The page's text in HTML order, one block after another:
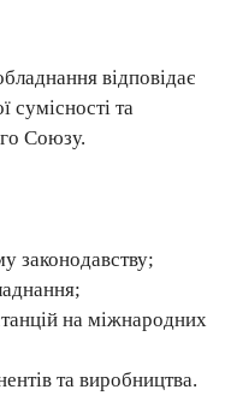
відповідає
сумісності та
Союзу.
законодавству;
на міжнародних
та виробництва.